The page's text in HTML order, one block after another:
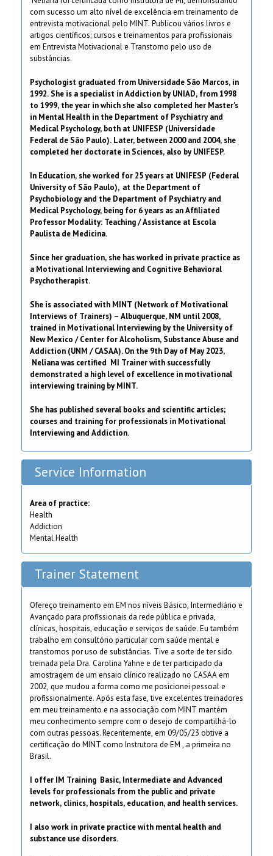
com sucesso um alto nível de excelência em treinamento de
entrevista motivacional pelo MINT. Publicou vários livros e
artigos científicos; cursos e treinamentos para profissionais
em Entrevista Motivacional e Transtorno pelo uso de
substâncias.
Psychologist graduated from Universidade São Marcos, in
1992. She is a specialist in Addiction by UNIAD, from 1998
to 1999, the year in which she also completed her Master's
in Mental Health in the Department of Psychiatry and
Medical Psychology, both at UNIFESP (Universidade
Federal de São Paulo). Later, between 2000 and 2004, she
completed her doctorate in Sciences, also by UNIFESP.
In ​​Education, she worked for 25 years at UNIFESP (Federal
University of São Paulo), at the Department of
Psychobiology and the Department of Psychiatry and
Medical Psychology, being for 6 years as an Affiliated
Professor Modality: Teaching / Assistance at Escola
Paulista de Medicina.
Since her graduation, she has worked in private practice as
a Motivational Interviewing and Cognitive Behavioral
Psychotherapist.
She is associated with MINT (Network of Motivational
Interviews of Trainers) – Albuquerque, NM until 2008,
trained in Motivational Interviewing by the University of
New Mexico / Center for Alcoholism, Substance Abuse and
Addiction (UNM / CASAA). On the 9th Day of May 2023,
Neliana was certified MI Trainer with successfully
demonstrated a high level of excellence in motivational
interviewing training by MINT.
She has published several books and scientific articles;
courses and training for professionals in Motivational
Interviewing and Addiction.
Service Information
Area of practice:
Health
Addiction
Mental Health
Trainer Statement
Ofereço treinamento em EM nos níveis Básico, Intermediário e
Avançado para profissionais da rede pública e privada,
clínicas, hospitais, educação e serviços de saúde. Eu também
trabalho em consultório particular com saúde mental e
transtornos por uso de substâncias. Tive a sorte de ter sido
treinada pela Dra. Carolina Yahne e de ter participado da
amostragem de um ensaio clínico realizado no CASAA em
2002, que mudou a forma como me posicionei pessoal e
profissionalmente. Após esta fase, tive excelentes treinadores
em meu treinamento e na associação com MINT mantém
meu conhecimento sempre com o desejo de compartilhá-lo
com outras pessoas. Recentemente, em 09/05/23 obtive a
certificação do MINT como Instrutora de EM , a primeira no
Brasil.
I offer IM Training Basic, Intermediate and Advanced
levels for professionals from the public and private
network, clinics, hospitals, education, and health services.
I also work in private practice with mental health and
substance use disorders.